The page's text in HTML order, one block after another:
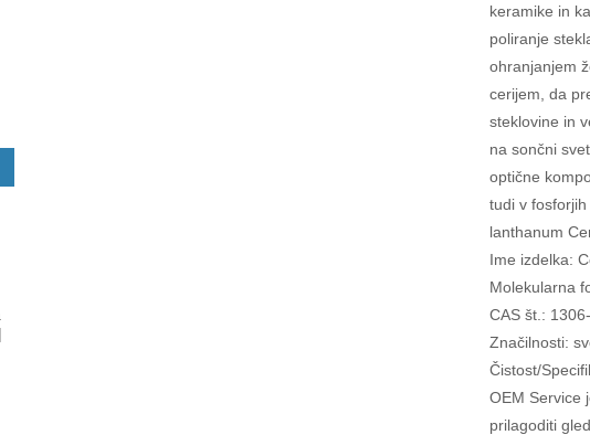
keramike in
poliranje
ohranjanjem
cerijem, da
steklovine in
na sončni
optične
tudi v
lanthanum
Ime izdelka:
Molekularna
CAS št.:
Značilnosti:
Čistost/
OEM Service
prilagoditi